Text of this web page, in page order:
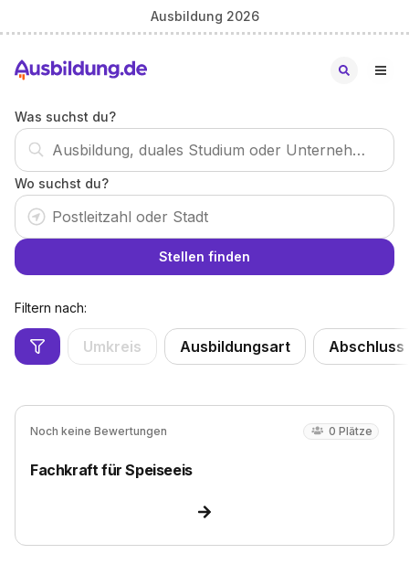
Ausbildung 2026
Was suchst du?
Wo suchst du?
Stellen finden
Filtern nach:
Umkreis Ausbildungsart Abschluss
Noch keine Bewertungen 0 Plätze
Fachkraft für Speiseeis